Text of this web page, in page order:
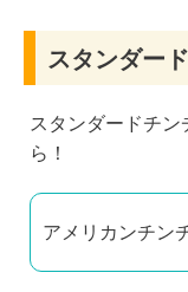
スタンダー
スタンダードチ
ら！
アメリカンチン